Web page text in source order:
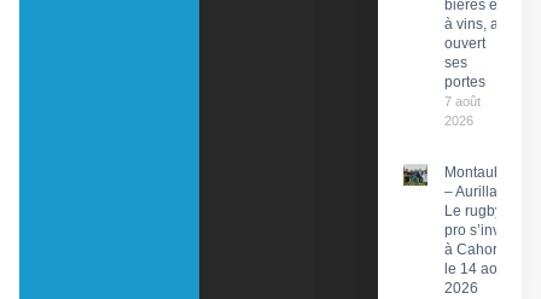
bières et
à vins, a
ouvert
ses
portes
7 août
2026
Montauban
– Aurillac :
Le rugby
pro s’invite
à Cahors
le 14 août
2026